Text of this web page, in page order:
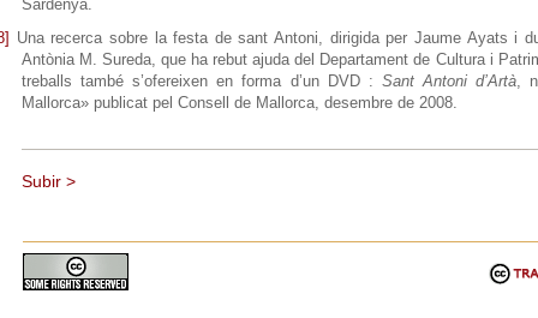
Sardenya.
Una recerca sobre la festa de sant Antoni, dirigida per Jaume Ayats i
Antònia M. Sureda, que ha rebut ajuda del Departament de Cultura i
treballs també s’ofereixen en forma d’un DVD : Sant Antoni d’Artà,
Mallorca» publicat pel Consell de Mallorca, desembre de 2008.
Subir >